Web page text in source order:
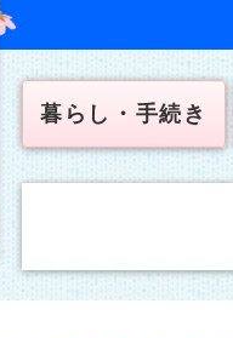
暮らし・手続き